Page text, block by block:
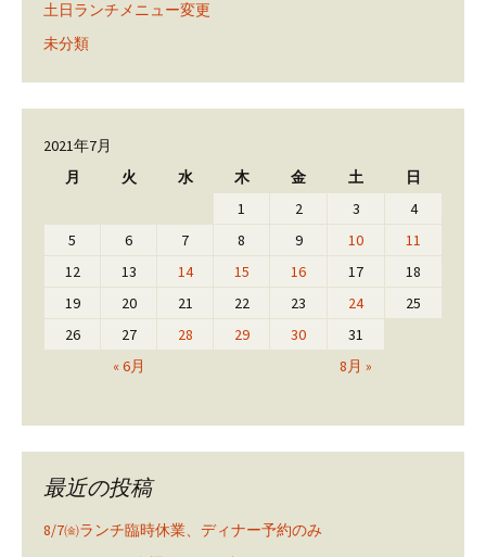
土日ランチメニュー変更
未分類
2021年7月
月
火 水 木 金 土 日
« 6月 8月 »
1 2 3
4
5
6 7 8 9 10
11
12
13 14 15 16 17
18
19
20 21 22 23 24
25
26
27 28 29 30 31
最近の投稿
8/7㈮ランチ臨時休業、ディナー予約のみ